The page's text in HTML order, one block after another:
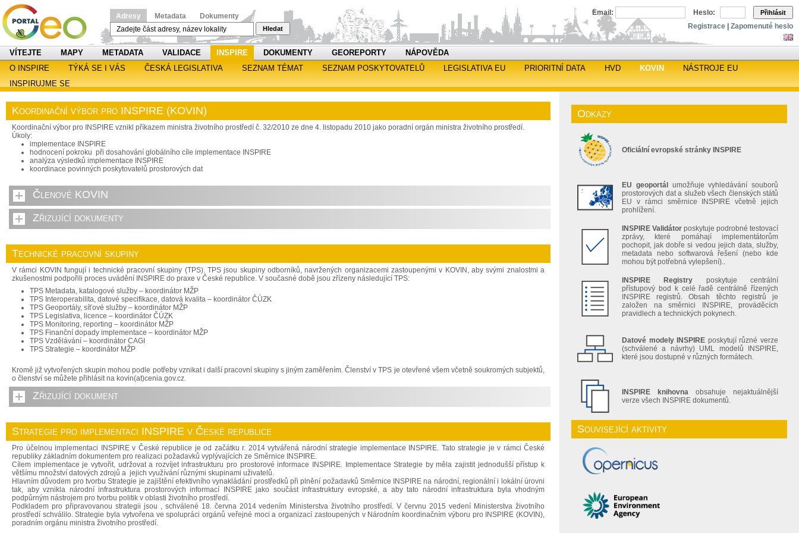
Adresy Metadata Dokumenty
Hledat
Email: Heslo: Přihlásit
Registrace Zapomenuté heslo
VÍTEJTE MAPY METADATA VALIDACE INSPIRE DOKUMENTY GEOREPORTY
NÁPOVĚDA
O INSPIRE
TÝKÁ SE I VÁS ČESKÁ LEGISLATIVA SEZNAM TÉMAT SEZNAM POSKYTOVATELŮ LEGISLATIVA EU PRIORITNÍ DATA HVD KOVIN
NÁSTROJE EU
INSPIRUJME SE
Koordinační výbor pro INSPIRE (KOVIN)
Koordinační výbor pro INSPIRE vznikl příkazem ministra životního prostředí č. 32/2010 ze dne 4. listopadu 2010 jako poradní orgán ministra životního prostředí.
Úkoly:
implementace INSPIRE
hodnocení pokroku při dosahování globálního cíle implementace INSPIRE
analýza výsledků implementace INSPIRE
koordinace povinných poskytovatelů prostorových dat
Členové KOVIN
Zřizující dokumenty
Technické pracovní skupiny
V rámci KOVIN fungují i technické pracovní skupiny (TPS). TPS jsou skupiny odborníků, navržených organizacemi zastoupenými v KOVIN, aby svými znalostmi a
zkušenostmi podpořili proces uvádění INSPIRE do praxe v České republice. V současné době jsou zřízeny následující TPS:
TPS Metadata, katalogové služby – koordinátor MŽP
TPS Interoperabilita, datové specifikace, datová kvalita – koordinátor ČÚZK
TPS Geoportály, síťové služby – koordinátor MŽP
TPS Legislativa, licence – koordinátor ČÚZK
TPS Monitoring, reporting – koordinátor MŽP
TPS Finanční dopady implementace – koordinátor MŽP
TPS Vzdělávání – koordinátor CAGI
TPS Strategie – koordinátor MŽP
Kromě již vytvořených skupin mohou podle potřeby vznikat i další pracovní skupiny s jiným zaměřením. Členství v TPS je otevřené všem včetně soukromých subjektů,
o členství se můžete přihlásit na kovin(at)cenia.gov.cz.
Zřizující dokument
Strategie pro implementaci INSPIRE v České republice
Pro účelnou implementaci INSPIRE v České republice je od začátku r. 2014 vytvářená národní strategie implementace INSPIRE. Tato strategie je v rámci České
republiky základním dokumentem pro realizaci požadavků vyplývajících ze Směrnice INSPIRE.
Cílem implementace je vytvořit, udržovat a rozvíjet infrastrukturu pro prostorové informace INSPIRE. Implementace Strategie by měla zajistit jednodušší přístup k
většímu množství datových zdrojů a jejich využívání různými skupinami uživatelů.
Hlavním důvodem pro tvorbu Strategie je zajištění efektivního vynakládání prostředků při plnění požadavků Směrnice INSPIRE na národní, regionální i lokální úrovni
tak, aby vznikla národní infrastruktura prostorových informací INSPIRE jako součást infrastruktury evropské, a aby tato národní infrastruktura byla vhodným
podpůrným nástrojem pro tvorbu politik v oblasti životního prostředí.
Podkladem pro připravovanou strategii jsou , schválené 18. června 2014 vedením Ministerstva životního prostředí. V červnu 2015 vedení Ministerstva životního
prostředí schválilo. Strategie byla vytvořena ve spolupráci orgánů veřejné moci a organizací zastoupených v Národním koordinačním výboru pro INSPIRE (KOVIN),
poradním orgánu ministra životního prostředí.
Odkazy
Oficiální evropské stránky INSPIRE
EU geoportál
umožňuje vyhledávání souborů
prostorových dat a služeb všech členských států
EU v rámci směrnice INSPIRE včetně jejich
prohlížení.
INSPIRE Validátor poskytuje podrobné testovací
zprávy, které pomáhají implementátorům
pochopit, jak dobře si vedou jejich data, služby,
metadata nebo softwarová řešení (nebo kde
mohou být potřebná vylepšení)..
INSPIRE Registry poskytuje centrální
přístupový bod k celé řadě centrálně řízených
INSPIRE registrů. Obsah těchto registrů je
založen na směrnici INSPIRE, prováděcích
pravidlech a technických pokynech.
Datové modely INSPIRE poskytují různé verze
(schválené a návrhy) UML modelů INSPIRE,
které jsou dostupné v různých formátech.
INSPIRE knihovna obsahuje nejaktuálnější
verze všech INSPIRE dokumentů.
Související aktivity